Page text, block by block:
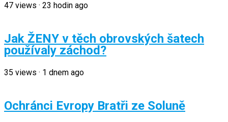
47 views · 23 hodin ago
Jak ŽENY v těch obrovských šatech
používaly záchod?
35 views · 1 dnem ago
Ochránci Evropy Bratři ze Soluně